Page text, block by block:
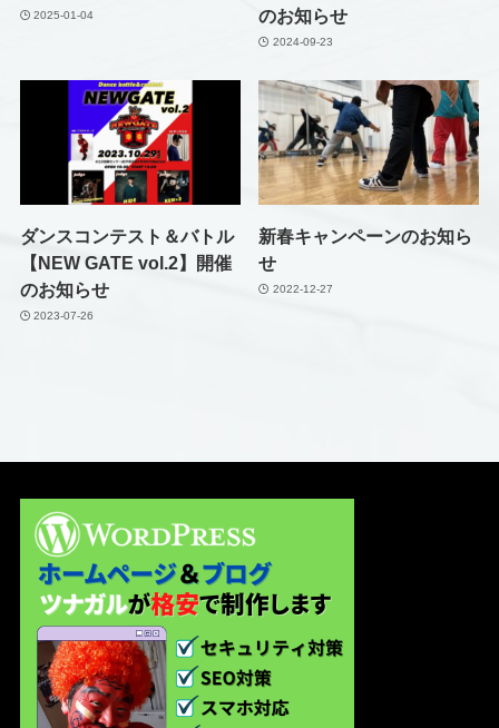
2025-01-04
のお知らせ
2024-09-23
ダンスコンテスト＆バトル
【NEW GATE vol.2】開催
のお知らせ
2023-07-26
新春キャンペーンのお知ら
せ
2022-12-27